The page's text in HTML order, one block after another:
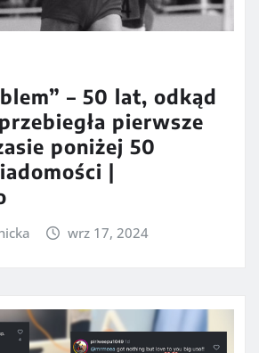
– 50 lat, odkąd
pierwsze
poniżej 50
|
wrz 17, 2024